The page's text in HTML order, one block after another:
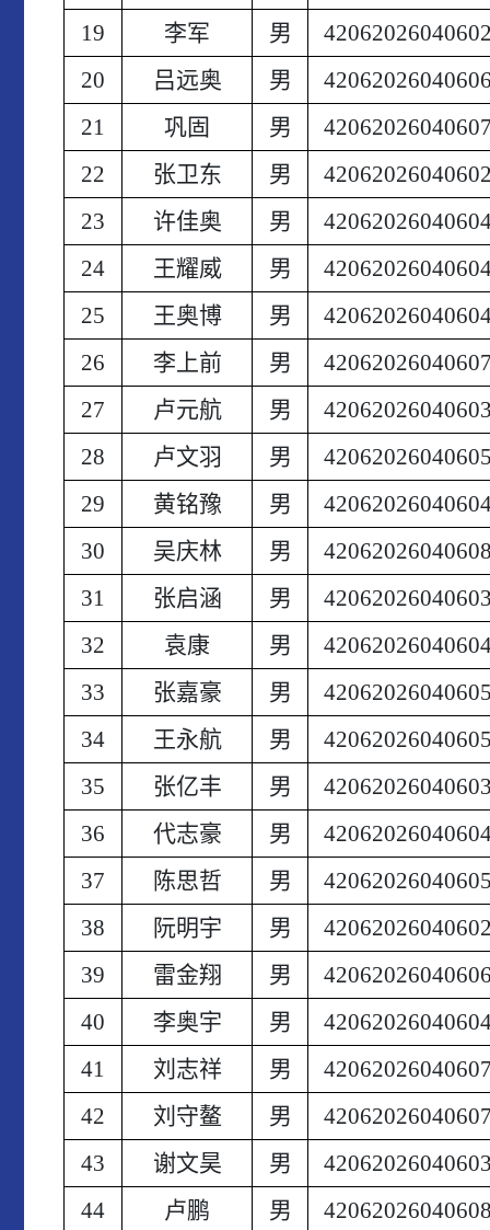
19
李军 男
20
吕远奥 男
21
巩固 男
22
张卫东 男
23
许佳奥 男
24
王耀威 男
25
王奥博 男
26
李上前 男
27
卢元航 男
28
卢文羽 男
29
黄铭豫 男
30
吴庆林 男
31
张启涵 男
32
袁康 男
33
张嘉豪 男
34
王永航 男
35
张亿丰 男
36
代志豪 男
37
陈思哲 男
38
阮明宇 男
39
雷金翔 男
40
李奥宇 男
41
刘志祥 男
42
刘守鳌 男
43
谢文昊 男
44
卢鹏 男